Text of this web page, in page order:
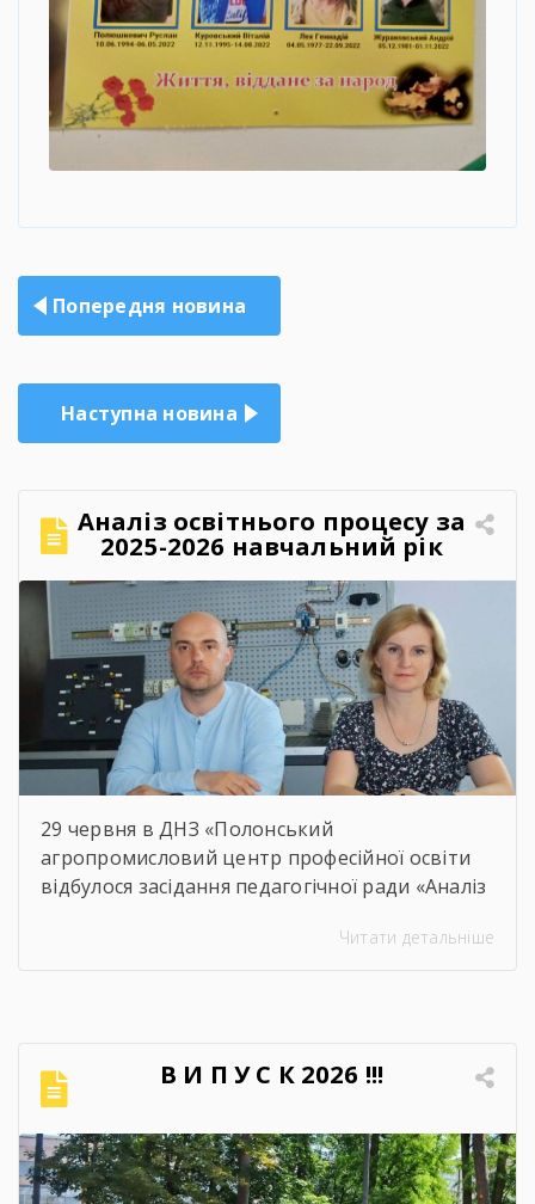
Навігація
записів
Попередня новина
Наступна новина
Аналіз освітнього процесу за
2025-2026 навчальний рік
29 червня в ДНЗ «Полонський
агропромисловий центр професійної освіти
відбулося засідання педагогічної ради «Аналіз
рік». Метою проведення засідання було
навчальних досягнень студентів,
ефективність роботи педагогічного
колективу, стан виховної та методичної
роботи. Дякуємо всім […]
Читати детальніше
В И П У С К 2026 !!!